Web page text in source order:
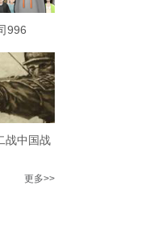
996
战中国战
更多>>